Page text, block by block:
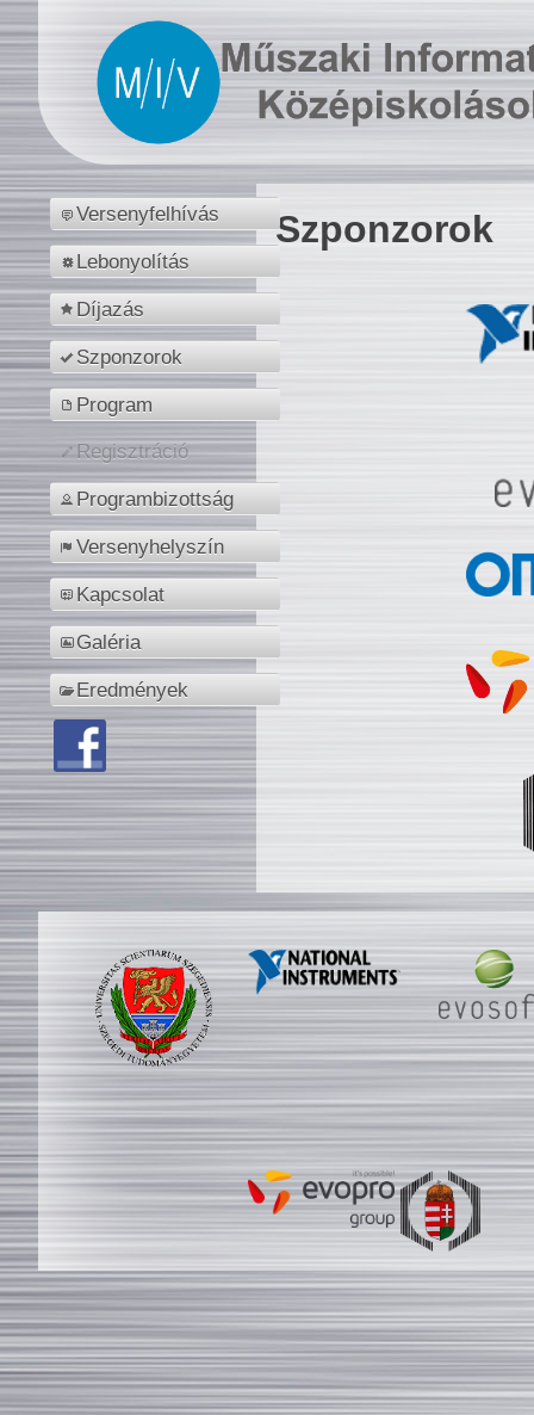
Versenyfelhívás
Lebonyolítás
Díjazás
Szponzorok
Program
Regisztráció
Programbizottság
Versenyhelyszín
Kapcsolat
Galéria
Eredmények
Szponzorok